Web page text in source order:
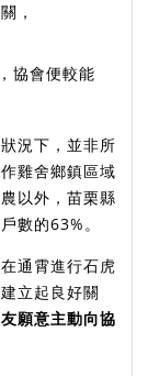
，
協會便較能
況下，並非所
雞舍鄉鎮區域
以外，苗栗縣
數的63%。
通霄進行石虎
立起良好關
願意主動向協